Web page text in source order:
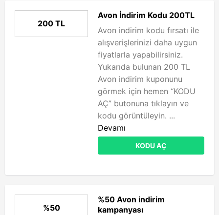
200 TL
Avon İndirim Kodu 200TL
Avon indirim kodu fırsatı ile
alışverişlerinizi daha uygun
fiyatlarla yapabilirsiniz.
Yukarıda bulunan 200 TL
Avon indirim kuponunu
görmek için hemen “KODU
AÇ” butonuna tıklayın ve
kodu görüntüleyin. ...
Devamı
KODU AÇ
%50
%50 Avon indirim
kampanyası